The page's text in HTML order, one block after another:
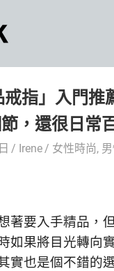
和
你
一
出
自
指」入門推
，還很日常
Irene 女性時尚,
著要入手精品，
如果將目光轉向
實也是個不錯的